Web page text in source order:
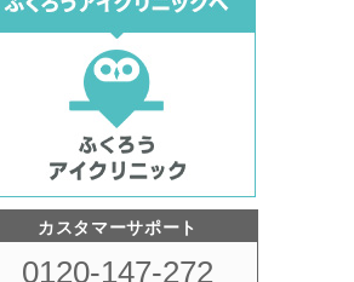
カスタマーサポート
0120-147-272